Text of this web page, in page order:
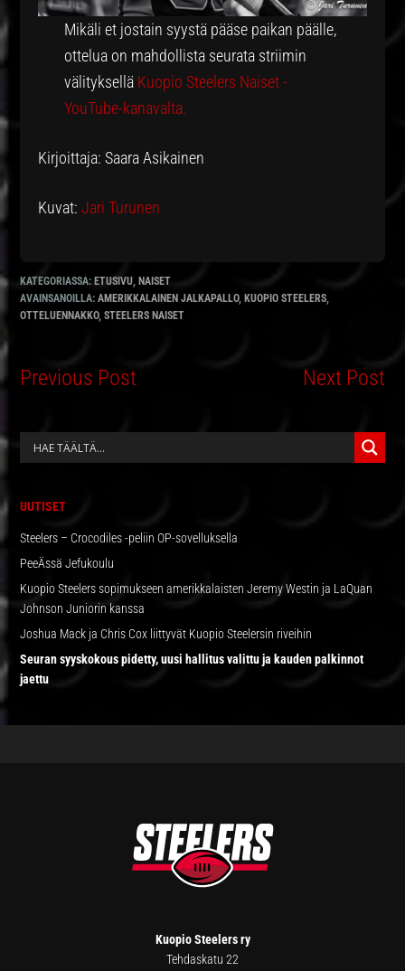
Mikäli et jostain syystä pääse paikan päälle,
ottelua on mahdollista seurata striimin
välityksellä Kuopio Steelers Naiset -
YouTube-kanavalta.
Kirjoittaja: Saara Asikainen
Kuvat:Jari Turunen
KATEGORIASSA: ETUSIVU, NAISET
AVAINSANOILLA:AMERIKKALAINEN JALKAPALLO, KUOPIO STEELERS,
OTTELUENNAKKO,STEELERS NAISET
Previous Post Next Post
ENSISIJAINEN
UUTISET
Steelers – Crocodiles -peliin OP-sovelluksella
PeeÄssä Jefukoulu
Kuopio Steelers sopimukseen amerikkalaisten Jeremy Westin ja LaQuan
Johnson Juniorin kanssa
Joshua Mack ja Chris Cox liittyvät Kuopio Steelersin riveihin
Seuran syyskokous pidetty, uusi hallitus valittu ja kauden palkinnot
jaettu
Kuopio Steelers ry
Tehdaskatu 22